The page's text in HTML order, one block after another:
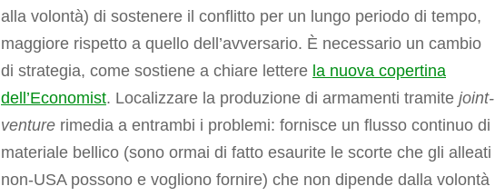
alla volontà) di sostenere il conflitto per un lungo periodo di tempo,
maggiore rispetto a quello dell’avversario. È necessario un cambio
di strategia, come sostiene a chiare lettere la nuova copertina
dell’Economist. Localizzare la produzione di armamenti tramite joint-
venture rimedia a entrambi i problemi: fornisce un flusso continuo di
materiale bellico (sono ormai di fatto esaurite le scorte che gli alleati
non-USA possono e vogliono fornire) che non dipende dalla volontà